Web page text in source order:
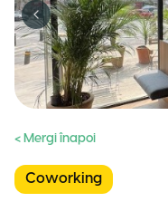
Previous slide
< Mergi înapoi
Coworking